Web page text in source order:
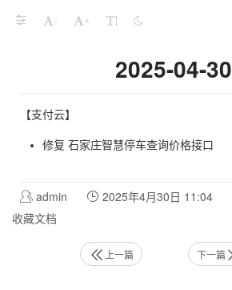
- +
2025-04-30
【支付云】
修复 石家庄智慧停车查询价格接口
admin 2025年4月30日 11:04
收藏文档
上一篇 下一篇